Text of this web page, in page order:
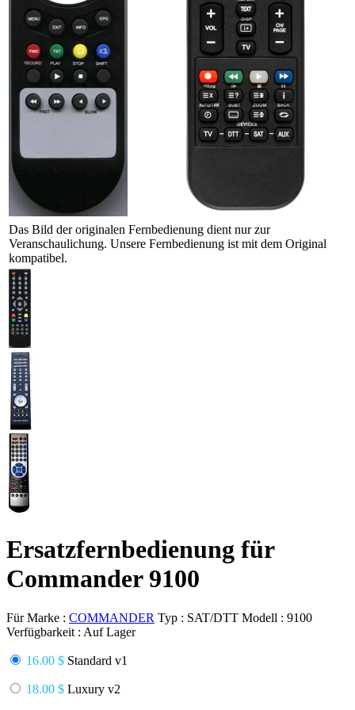
Das Bild der originalen Fernbedienung dient nur zur
Veranschaulichung. Unsere Fernbedienung ist mit dem Original
kompatibel.
Ersatzfernbedienung für
Commander 9100
Für Marke : COMMANDER Typ : SAT/DTT Modell : 9100
Verfügbarkeit : Auf Lager
16.00 $ Standard v1
18.00 $ Luxury v2